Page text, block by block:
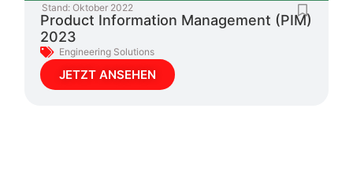
Stand: Oktober 2022
Product Information Management (PIM)
2023
Engineering Solutions
JETZT ANSEHEN